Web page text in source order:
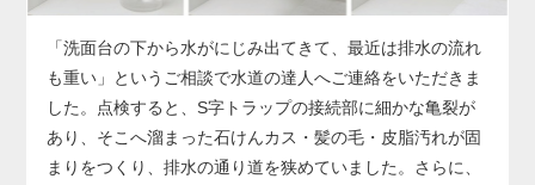
「洗面台の下から水がにじみ出てきて、最近は排水の流れ
も重い」というご相談で水道の達人へご連絡をいただきま
した。点検すると、S字トラップの接続部に細かな亀裂が
あり、そこへ溜まった石けんカス・髪の毛・皮脂汚れが固
まりをつくり、排水の通り道を狭めていました。さらに、